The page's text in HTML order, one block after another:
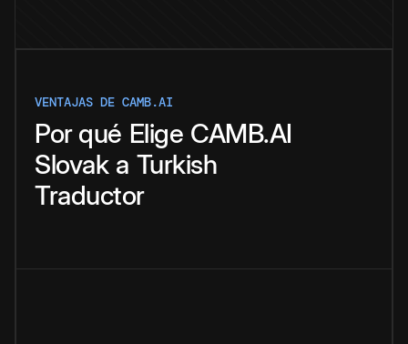
VENTAJAS DE CAMB.AI
Por qué Elige CAMB.AI
Slovak a Turkish
Traductor